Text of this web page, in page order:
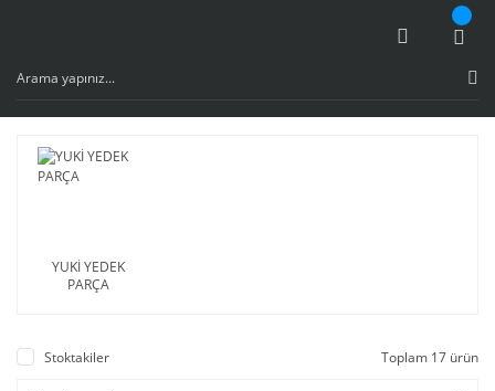
YUKİ YEDEK
PARÇA
Stoktakiler Toplam 17 ürün